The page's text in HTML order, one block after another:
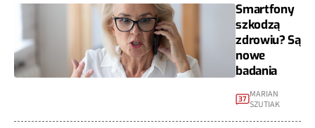
Smartfony
szkodzą
zdrowiu? Są
nowe
badania
37 MARIAN
SZUTIAK